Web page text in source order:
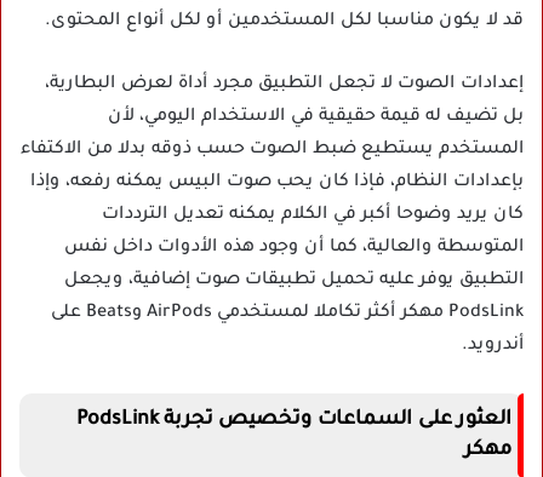
قد لا يكون مناسبا لكل المستخدمين أو لكل أنواع المحتوى.
إعدادات الصوت لا تجعل التطبيق مجرد أداة لعرض البطارية،
بل تضيف له قيمة حقيقية في الاستخدام اليومي، لأن
المستخدم يستطيع ضبط الصوت حسب ذوقه بدلا من الاكتفاء
بإعدادات النظام، فإذا كان يحب صوت البيس يمكنه رفعه، وإذا
كان يريد وضوحا أكبر في الكلام يمكنه تعديل الترددات
المتوسطة والعالية، كما أن وجود هذه الأدوات داخل نفس
التطبيق يوفر عليه تحميل تطبيقات صوت إضافية، ويجعل
PodsLink مهكر أكثر تكاملا لمستخدمي AirPods وBeats على
أندرويد.
العثور على السماعات وتخصيص تجربة PodsLink
مهكر